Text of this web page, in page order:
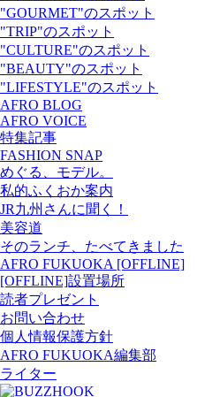
"GOURMET"のスポット
"TRIP"のスポット
"CULTURE"のスポット
"BEAUTY"のスポット
"LIFESTYLE"のスポット
AFRO BLOG
AFRO VOICE
特集記事
FASHION SNAP
めぐる、モデル。
私的ふくおか案内
JR九州さんに聞く！
美容道
そのランチ、たべてきました
AFRO FUKUOKA [OFFLINE]
[OFFLINE]設置場所
読者プレゼント
お問い合わせ
個人情報保護方針
AFRO FUKUOKA編集部
ライター